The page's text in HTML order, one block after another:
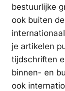
bestuurlijke
ook buiten
je artikelen
tijdschriften
binnen- en
ook